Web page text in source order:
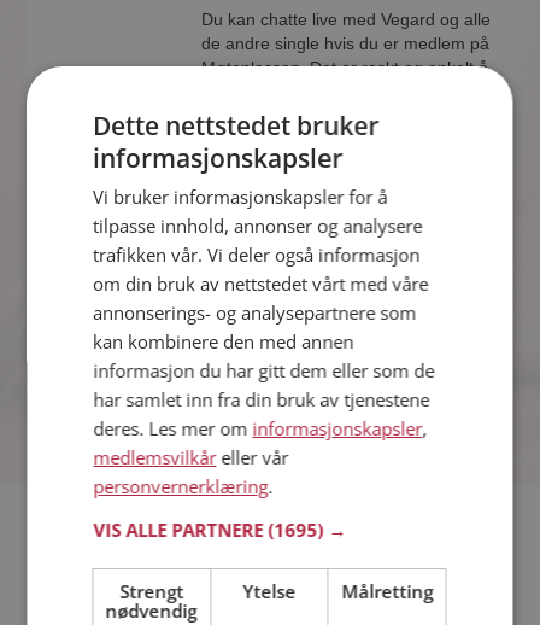
Du kan chatte live med Vegard og alle
de andre single hvis du er medlem på
Møteplassen. Det er raskt og enkelt å
Kent Rune
32 år fra Hyllestad i Vestland
Søker kvinne 23 - 36 år
Tror du Kent Rune har et fotoalbum på
Møteplassen? Bli medlem og se selv.
Det finnes tusener av fotoalbum med
spennende bilder på sidene.
Hvis du søker dating i Hyllestad har du kommet til riktig sted.
datinginteresserte single i Hyllestad
Dette nettstedet bruker
informasjonskapsler
Vi bruker informasjonskapsler for å
tilpasse innhold, annonser og analysere
trafikken vår. Vi deler også informasjon
om din bruk av nettstedet vårt med våre
annonserings- og analysepartnere som
kan kombinere den med annen
informasjon du har gitt dem eller som de
har samlet inn fra din bruk av tjenestene
deres. Les mer om informasjonskapsler,
medlemsvilkåreller vår
personvernerklæring.
VIS ALLE PARTNERE(1695) →
Strengt
nødvendig
Ytelse Målretting